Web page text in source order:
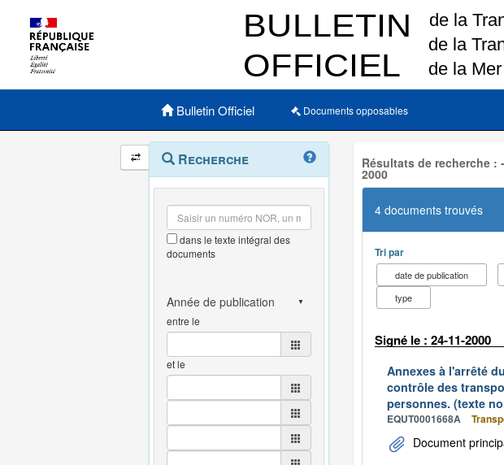
Menu principal
Bulletin Officiel Documents opposables
Navigation
et
outils
annexes
Menu
contextuel
Recherche
dans le texte intégral des
documents
entre le
et le
Résultats de recherche
2000
4 documents trouvés
Tri par
date de publication
type
Signé le : 24-11-2000
Annexes à l'arrêté
contrôle des
personnes. (texte
EQUT0001668A
Document